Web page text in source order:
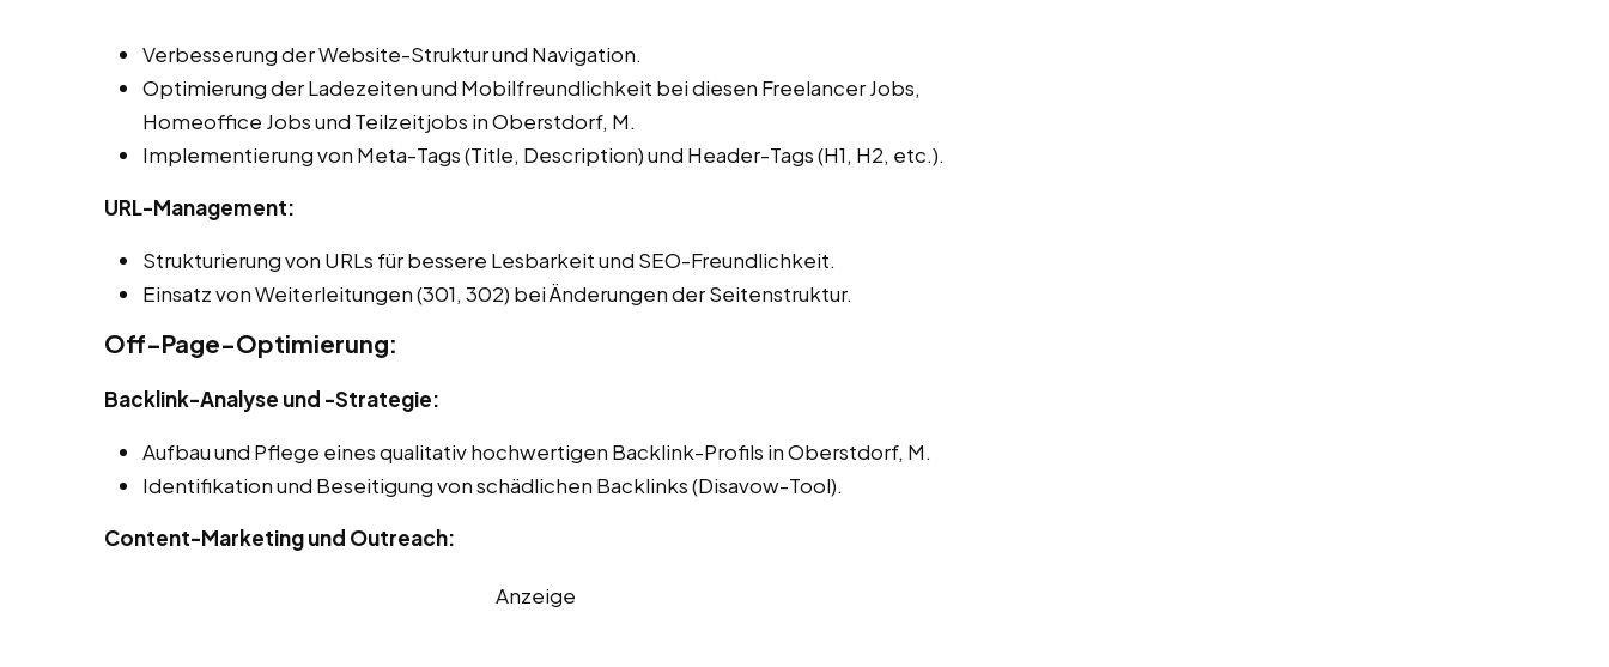
Verbesserung der Website-Struktur und Navigation.
Optimierung der Ladezeiten und Mobilfreundlichkeit bei diesen Freelancer Jobs,
Homeoffice Jobs und Teilzeitjobs in Oberstdorf, M.
Implementierung von Meta-Tags (Title, Description) und Header-Tags (H1, H2, etc.).
URL-Management:
Strukturierung von URLs für bessere Lesbarkeit und SEO-Freundlichkeit.
Einsatz von Weiterleitungen (301, 302) bei Änderungen der Seitenstruktur.
Off-Page-Optimierung:
Backlink-Analyse und -Strategie:
Aufbau und Pflege eines qualitativ hochwertigen Backlink-Profils in Oberstdorf, M.
Identifikation und Beseitigung von schädlichen Backlinks (Disavow-Tool).
Content-Marketing und Outreach:
Anzeige